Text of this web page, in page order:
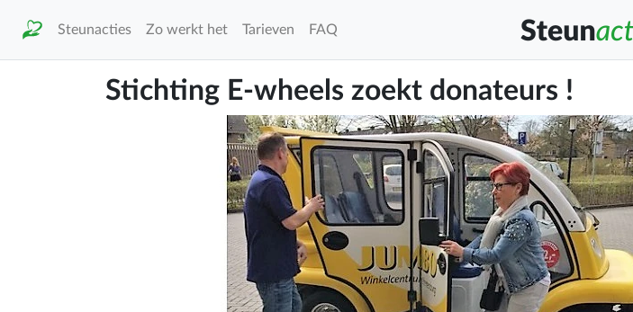
Steunacties Zo werkt het Tarieven FAQ
Stichting E-wheels zoekt donateurs !